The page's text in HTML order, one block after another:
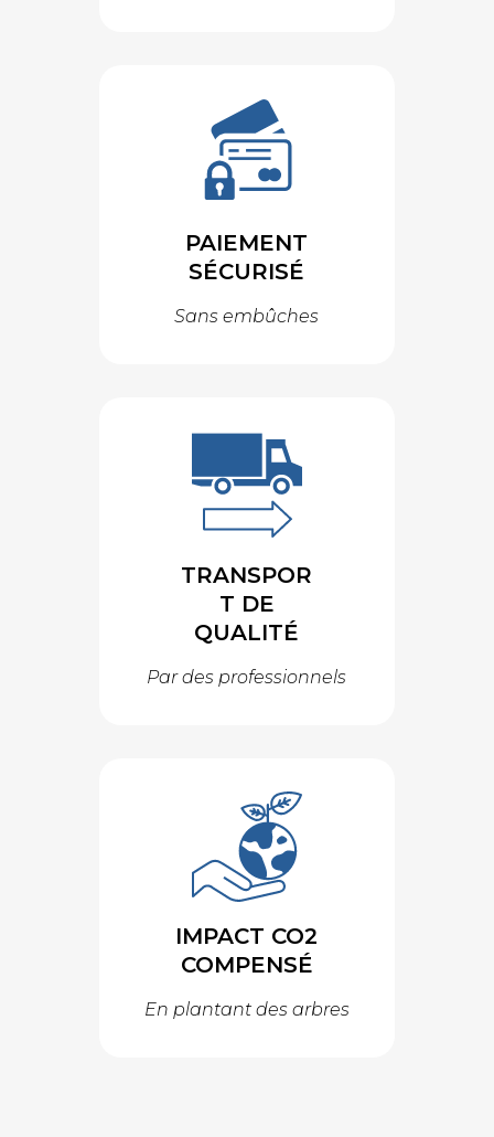
PAIEMENT
SÉCURISÉ
Sans embûches
TRANSPOR
T DE
QUALITÉ
Par des professionnels
IMPACT CO2
COMPENSÉ
En plantant des arbres